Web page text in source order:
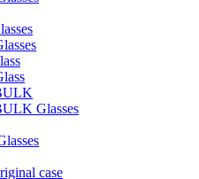
Glasses
case